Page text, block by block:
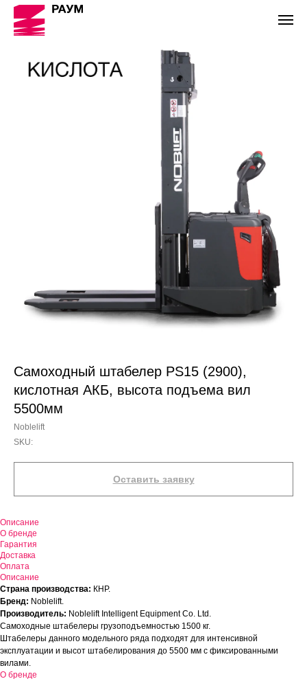
Самоходный штабелер PS15 (2900),
кислотная АКБ, высота подъема вил
5500мм
Noblelift
SKU:
Оставить заявку
Описание
О бренде
Гарантия
Доставка
Оплата
Описание
Страна производства: КНР.
Бренд: Noblelift.
Производитель: Noblelift Intelligent Equipment Co. Ltd.
Самоходные штабелеры грузоподъемностью 1500 кг.
Штабелеры данного модельного ряда подходят для интенсивной
эксплуатации и высот штабелирования до 5500 мм с фиксированными
вилами.
О бренде